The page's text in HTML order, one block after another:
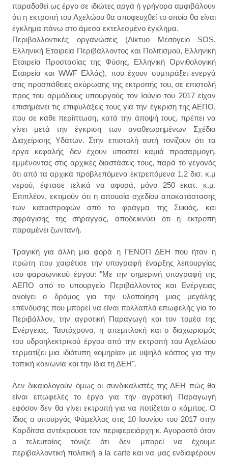
παραδοθεί ως έργο σε ιδιώτες αργά ή γρήγορα αμφιβάλουν
ότι η εκτροπή του Αχελώου θα αποφευχθεί το οποίο θα είναι
έγκλημα πάνω στο άμεσα εκτελεσμένο έγκλημα.
Περιβαλλοντικές οργανώσεις (Δίκτυο Μεσόγειο SOS,
Ελληνική Εταιρεία Περιβάλλοντος και Πολιτισμού, Ελληνική
Εταιρεία Προστασίας της Φύσης, Ελληνική Ορνιθολογική
Εταιρεία και WWF Ελλάς), που έχουν συμπράξει ενεργά
στις προσπάθειες ακύρωσης της εκτροπής του, σε επιστολή
προς του αρμόδιους υπουργούς τον Ιούνιο του 2017 είχαν
επισημάνει τις επιφυλάξεις τους για την έγκριση της ΑΕΠΟ,
που σε κάθε περίπτωση, κατά την άποψή τους, πρέπει να
γίνει μετά την έγκριση των αναθεωρημένων Σχέδια
Διαχείρισης Υδάτων. Στην επιστολή αυτή τονίζουν ότι τα
έργα κεφαλής δεν έχουν υποστεί καμιά προσαρμογή,
εμμένοντας στις αρχικές διαστάσεις τους, παρά το γεγονός
ότι από τα αρχικά προβλεπόμενα εκτρεπόμενα 1,2 δισ. κ.μ
νερού, έφτασε τελικά να αφορά, μόνο 250 εκατ. κ.μ.
Επιπλέον, εκτιμούν ότι η απουσία σχεδίου αποκατάστασης
των καταστροφών από το φράγμα της Συκιάς, και
σφράγισης της σήραγγας, αποδεικνύει ότι η εκτροπή
παραμένει ζωντανή.
Τραγική για άλλη μια φορά η ΓΕΝΟΠ ΔΕΗ που ήταν η
πρώτη που χαιρέτισε την υπογραφή έναρξης λειτουργίας
του φαραωνικού έργου: "Με την σημερινή υπογραφή της
ΑΕΠΟ από το υπουργείο Περιβάλλοντος και Ενέργειας
ανοίγει ο δρόμος για την υλοποίηση μιας μεγάλης
επένδυσης που μπορεί να είναι πολλαπλά επωφελής για το
Περιβάλλον, την αγροτική Παραγωγή και τον τομέα της
Ενέργειας. Ταυτόχρονα, η απεμπλοκή και ο διαχωρισμός
του υδροηλεκτρικού έργου από την εκτροπή του Αχελώου
τερματίζει μια ιδιότυπη «ομηρία» με υψηλό κόστος για την
τοπική κοινωνία και την ίδια τη ΔΕΗ".
Δεν δικαιολογούν όμως οι συνδικαλιστές της ΔΕΗ πώς θα
είναι επωφελές το έργο για την αγροτική Παραγωγή
εφόσον δεν θα γίνει εκτροπή για να ποτίζεται ο κάμπος. Ο
ίδιος ο υπουργός Φάμελλος στις 10 Ιουνίου του 2017 στην
Καρδίτσα αντέκρουσε τον περιφερειάρχη κ. Αγοραστό όταν
ο τελευταίος τόνιζε ότι δεν μπορεί να έχουμε
περιβαλλοντική πολιτική a la carte και να μας ενδιαφέρουν